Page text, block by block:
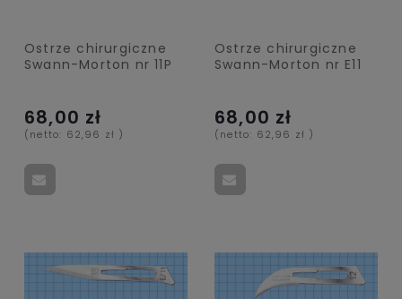
Ostrze chirurgiczne
Swann-Morton nr 11P
68,00 zł
(netto: 62,96 zł )
Ostrze chirurgiczne
Swann-Morton nr E11
68,00 zł
(netto: 62,96 zł )